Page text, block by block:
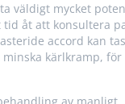
väldigt mycket
åt att konsultera
accord kan
kärlkramp, för